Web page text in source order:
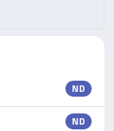
ND
ND